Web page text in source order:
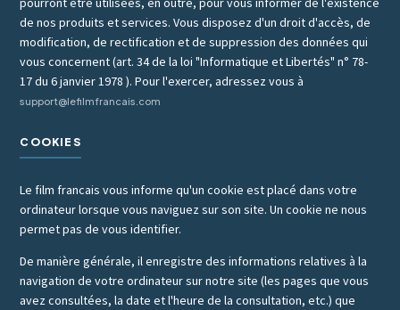
de nos produits et services. Vous disposez d'un droit d'accès, de
modification, de rectification et de suppression des données qui
vous concernent (art. 34 de la loi "Informatique et Libertés" n° 78-
17 du 6 janvier 1978 ). Pour l'exercer, adressez vous à
support@lefilmfrancais.com
COOKIES
Le film francais vous informe qu'un cookie est placé dans votre
ordinateur lorsque vous naviguez sur son site. Un cookie ne nous
permet pas de vous identifier.
De manière générale, il enregistre des informations relatives à la
navigation de votre ordinateur sur notre site (les pages que vous
avez consultées, la date et l'heure de la consultation, etc.) que